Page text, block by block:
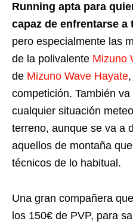
Running apta para
capaz de enfrentarse
pero especialmente las
de la polivalente Mizuno
de Mizuno Wave Hayate
competición. También
cualquier situación
terreno, aunque se va a
aquellos de montaña
técnicos de lo habitual.
Una gran compañera
los 150€ de PVP, para